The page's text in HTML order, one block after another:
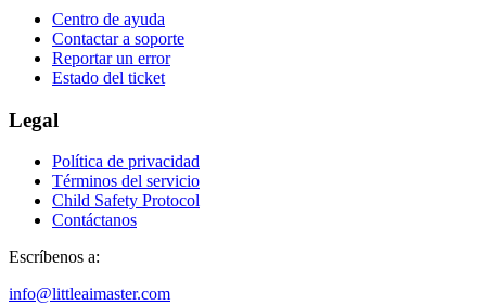
Centro de ayuda
Contactar a soporte
Reportar un error
Estado del ticket
Legal
Política de privacidad
Términos del servicio
Child Safety Protocol
Contáctanos
Escríbenos a:
info@littleaimaster.com